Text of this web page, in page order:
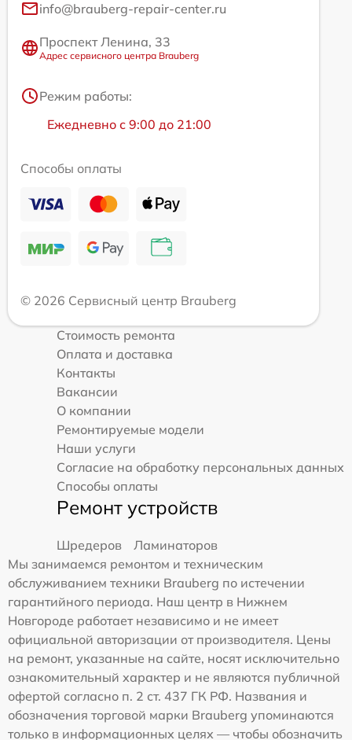
info@brauberg-repair-center.ru
Проспект Ленина, 33
Адрес сервисного центра Brauberg
Режим работы:
Ежедневно с 9:00 до 21:00
Способы оплаты
© 2026 Сервисный центр Brauberg
Стоимость ремонта
Оплата и доставка
Контакты
Вакансии
О компании
Ремонтируемые модели
Наши услуги
Согласие на обработку персональных данных
Способы оплаты
Ремонт устройств
Шредеров
Ламинаторов
Мы занимаемся ремонтом и техническим
обслуживанием техники Brauberg по истечении
гарантийного периода. Наш центр в Нижнем
Новгороде работает независимо и не имеет
официальной авторизации от производителя. Цены
на ремонт, указанные на сайте, носят исключительно
ознакомительный характер и не являются публичной
офертой согласно п. 2 ст. 437 ГК РФ. Названия и
обозначения торговой марки Brauberg упоминаются
только в информационных целях — чтобы обозначить